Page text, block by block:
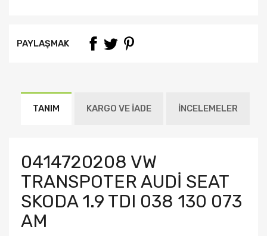
PAYLAŞMAK
TANIM KARGO VE İADE İNCELEMELER
0414720208 VW
TRANSPOTER AUDİ SEAT
SKODA 1.9 TDI 038 130 073
AM